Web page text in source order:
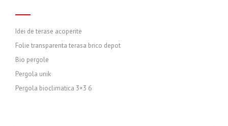
Idei de terase acoperite
Folie transparenta terasa brico depot
Bio pergole
Pergola unik
Pergola bioclimatica 3×3 6